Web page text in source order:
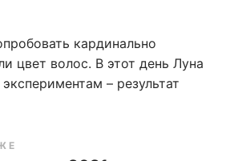
кардинально
цвет волос. В этот день Луна
– результат